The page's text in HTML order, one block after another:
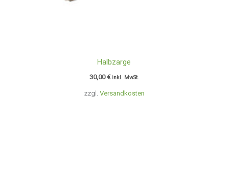
zzgl. Versandkosten
Halbzarge
30,00€ inkl. MwSt.